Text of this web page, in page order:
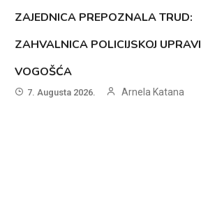
ZAJEDNICA PREPOZNALA TRUD:
ZAHVALNICA POLICIJSKOJ UPRAVI
VOGOŠĆA
7. Augusta 2026. Arnela Katana